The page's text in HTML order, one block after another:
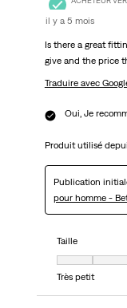
il y a 5 mois
Is there a great
give and the price
Traduire avec
Oui, Je
Produit utilisé
Publication
pour homme -
Taille
Taille, 4 sur 7, où
Très petit